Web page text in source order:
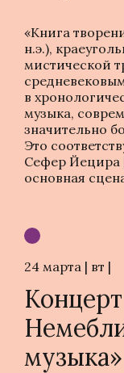
«Книга
н.э.),
мистической
в
музыка,
значительно
Это
Сефер Йецира
основная
24 марта | вт |
музыка»